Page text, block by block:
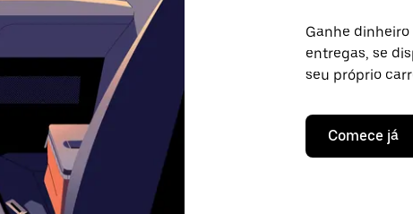
Ganhe
entregas, se
seu próprio
Comece já